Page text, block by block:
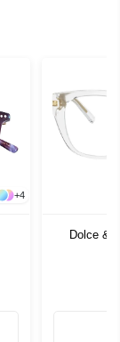
+4
Dolce &